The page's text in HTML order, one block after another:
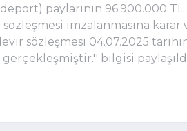
paylarının 96.900.000
sözleşmesi imzalanmasına
sözleşmesi 04.07.2025
bilgisi